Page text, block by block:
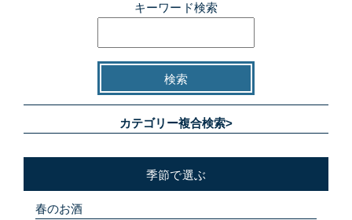
キーワード検索
カテゴリー複合検索>
季節で選ぶ
春のお酒